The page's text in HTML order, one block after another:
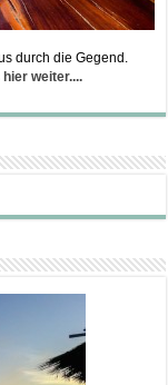
durch die Gegend.
hier weiter....